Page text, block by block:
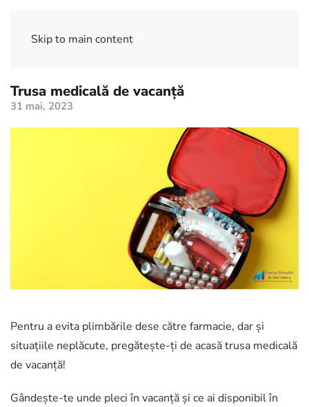
Skip to main content
Trusa medicală de vacanță
31 mai, 2023
Pentru a evita plimbările dese către farmacie, dar și
situațiile neplăcute, pregătește-ți de acasă trusa medicală
de vacanță!
Gândește-te unde pleci în vacanță și ce ai disponibil în